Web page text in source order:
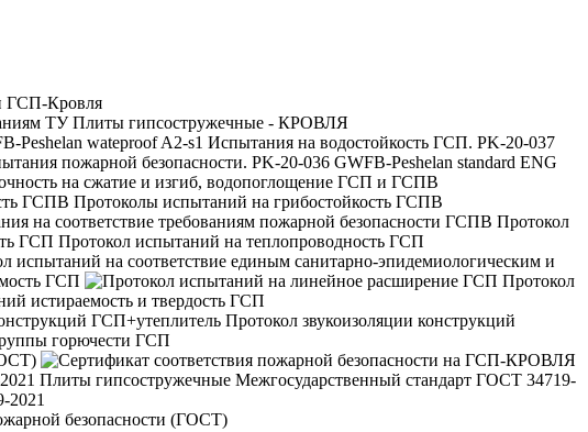
ГСП-Кровля
ТУ Плиты гипсостружечные - КРОВЛЯ
Испытания на водостойкость ГСП. PK-20-037
пожарной безопасности. PK-20-036 GWFB-Peshelan standard ENG
на сжатие и изгиб, водопоглощение ГСП и ГСПВ
Протоколы испытаний на грибостойкость ГСПВ
Протокол
Протокол испытаний на теплопроводность ГСП
испытаний на соответствие единым санитарно-эпидемиологическим и
ГСП
Протокол
истираемость и твердость ГСП
Протокол звукоизоляции конструкций
горючести ГСП
Межгосударственный стандарт ГОСТ 34719-
2021
безопасности (ГОСТ)